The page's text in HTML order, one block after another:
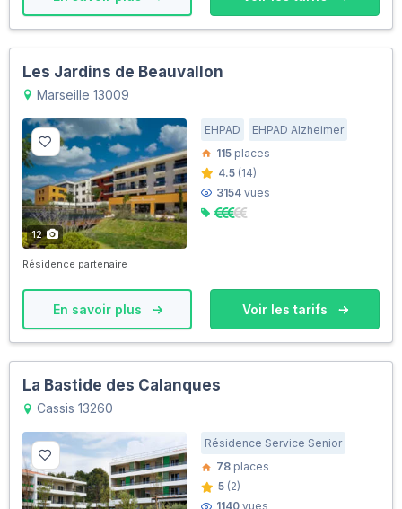
Les Jardins de Beauvallon
Marseille 13009
12
EHPAD
EHPAD Alzheimer
115 places
4.5 (14)
3154 vues
Résidence partenaire
En savoir plus Voir les tarifs
La Bastide des Calanques
Cassis 13260
Résidence Service Senior
78 places
5 (2)
1140 vues